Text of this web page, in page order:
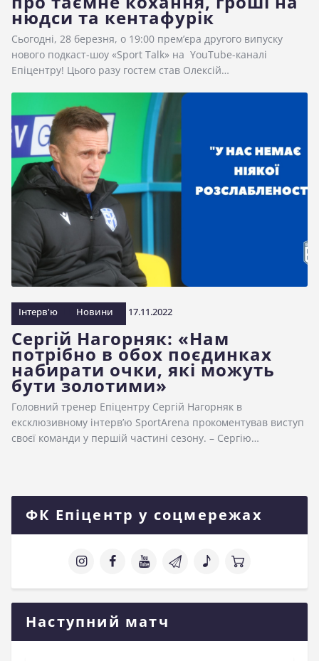
нюдси та кентафурік
Сьогодні, 28 березня, о 19:00 прем’єра другого випуску
нового подкаст-шоу «Sport Talk» на YouTube-каналі
Епіцентру! Цього разу гостем став Олексій…
Інтерв'ю Новини 17.11.2022
Сергій Нагорняк: «Нам
потрібно в обох поєдинках
набирати очки, які можуть
бути золотими»
Головний тренер Епіцентру Сергій Нагорняк в
ексклюзивному інтерв’ю SportArena прокоментував виступ
своєї команди у першій частині сезону. – Сергію…
ФК Епіцентр у соцмережах
Наступний матч